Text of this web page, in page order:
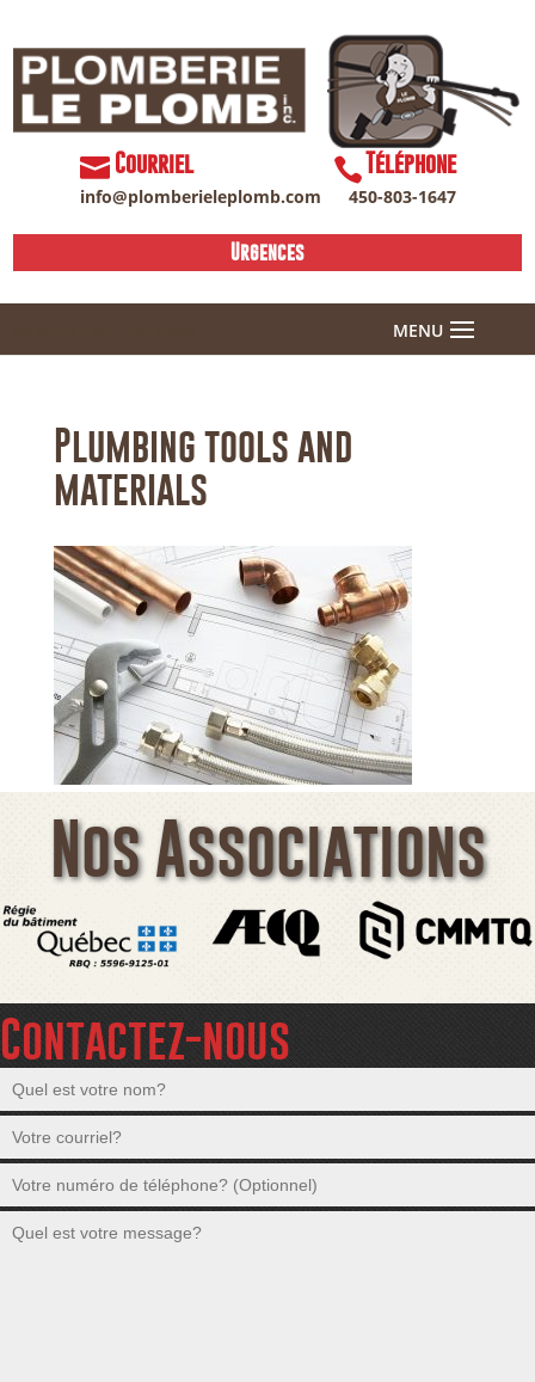
Téléphone
450-803-1647
Courriel
info@plomberieleplomb.com
Urgences
Plumbing tools and
materials
Nos Associations
Contactez-nous